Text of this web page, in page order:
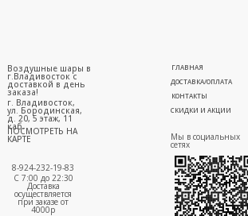
г. Владивосток,
ул. Бородинская,
д. 20, 5 этаж, 11
каб.
ПОСМОТРЕТЬ НА
КАРТЕ
ГЛАВНАЯ
ДОСТАВКА/ОПЛАТА
СКИДКИ И АКЦИИ
КОНТАКТЫ
8-924-232-19-83
С 7:00 до 22:30
Доставка
осуществляется
при заказе от
4000р
Воздушные шары в
г.Владивосток с
доставкой в день
заказа!
Мы в социальных
сетях